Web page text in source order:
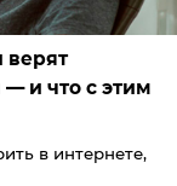
верят
и что с этим
в интернете,